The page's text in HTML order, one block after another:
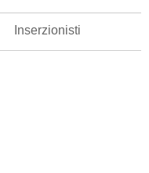
Inserzionisti